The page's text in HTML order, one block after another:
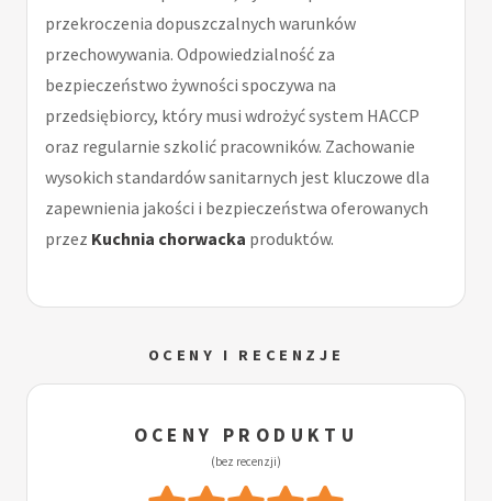
przekroczenia dopuszczalnych warunków
przechowywania. Odpowiedzialność za
bezpieczeństwo żywności spoczywa na
przedsiębiorcy, który musi wdrożyć system HACCP
oraz regularnie szkolić pracowników. Zachowanie
wysokich standardów sanitarnych jest kluczowe dla
zapewnienia jakości i bezpieczeństwa oferowanych
przez Kuchnia chorwacka produktów.
OCENY I RECENZJE
OCENY PRODUKTU
(bez recenzji)